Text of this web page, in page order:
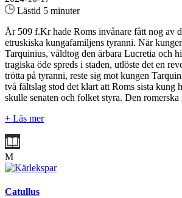
Lästid 5 minuter
År 509 f.Kr hade Roms invånare fått nog av
etruskiska kungafamiljens tyranni. När
Tarquinius, våldtog den ärbara Lucretia och
tragiska öde spreds i staden, utlöste det en
trötta på tyranni, reste sig mot kungen
två fältslag stod det klart att Roms sista kung
skulle senaten och folket styra. Den
+ Läs mer
M
Catullus